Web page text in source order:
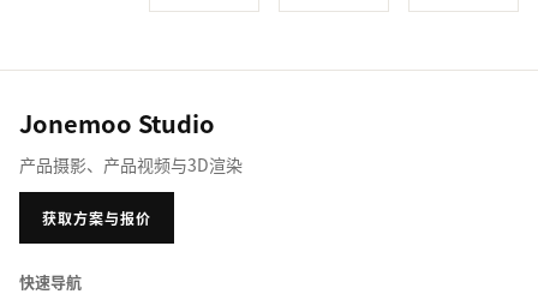
Jonemoo Studio
产品摄影、产品视频与3D渲染
获取方案与报价
快速导航